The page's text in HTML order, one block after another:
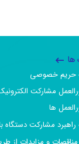
ها
حریم خصوصی
مشارکت
ها
راهبرد مشارکت دستگاه